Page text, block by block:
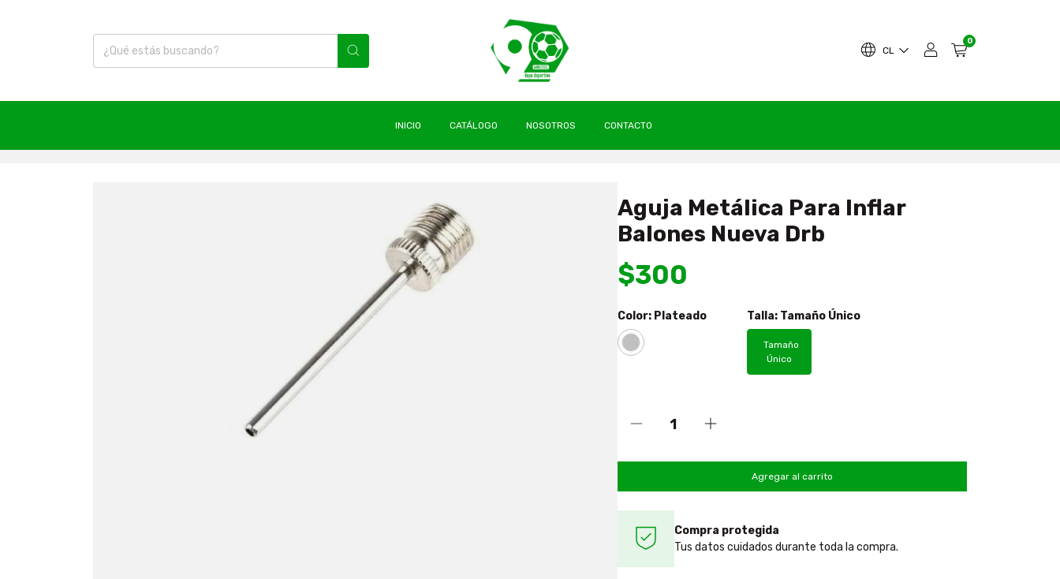
CL
0
INICIO CATÁLOGO NOSOTROS
CONTACTO
Aguja Metálica Para Inflar
Balones Nueva Drb
$300
Color: Plateado Talla: Tamaño Único
Tamaño
Único
Compra protegida
Tus datos cuidados durante toda la compra.